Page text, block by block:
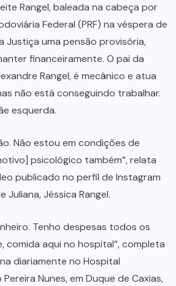
Rangel, baleada na cabeça por
Federal (PRF) na véspera de
Justiça uma pensão provisória,
financeiramente. O pai da
Rangel, é mecânico e atua
não está conseguindo trabalhar.
esquerda.
Não estou em condições de
psicológico também”, relata
publicado no perfil de Instagram
Juliana, Jéssica Rangel.
Tenho despesas todos os
comida aqui no hospital”, completa
diariamente no Hospital
Nunes, em Duque de Caxias,